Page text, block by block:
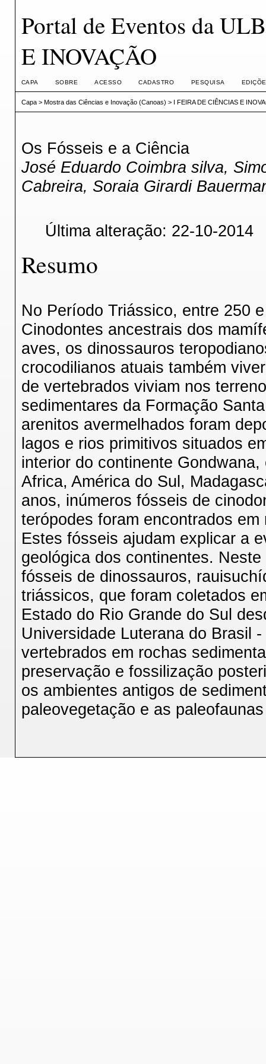
Portal de Eventos da
E INOVAÇÃO
CAPA SOBRE ACESSO CADASTRO PESQUISA
Capa> Mostra das Ciências e Inovação (Canoas) > I FEIRA DE CIÊNCIAS E
Os Fósseis e a Ciência
José Eduardo Coimbra silva,
Cabreira, Soraia Girardi
Última alteração: 22-10-2014
Resumo
No Período Triássico, entre 250
Cinodontes ancestrais dos
aves, os dinossauros
crocodilianos atuais também
de vertebrados viviam nos
sedimentares da Formação
arenitos avermelhados foram
lagos e rios primitivos situados
interior do continente
Africa, América do Sul,
anos, inúmeros fósseis de
terópodes foram encontrados
Estes fósseis ajudam explicar a
geológica dos continentes.
fósseis de dinossauros,
triássicos, que foram coletados
Estado do Rio Grande do Sul
Universidade Luterana do Brasil
vertebrados em rochas
preservação e fossilização
os ambientes antigos de
paleovegetação e as